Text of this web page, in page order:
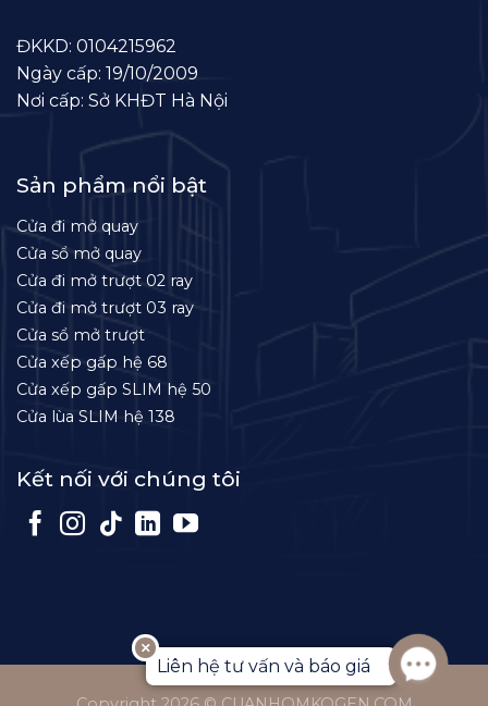
ĐKKD: 0104215962
Ngày cấp: 19/10/2009
Nơi cấp: Sở KHĐT Hà Nội
Sản phẩm nổi bật
Cửa đi mở quay
Cửa sổ mở quay
Cửa đi mở trượt 02 ray
Cửa đi mở trượt 03 ray
Cửa sổ mở trượt
Cửa xếp gấp hệ 68
Cửa xếp gấp SLIM hệ 50
Cửa lùa SLIM hệ 138
Kết nối với chúng tôi
Liên hệ tư vấn và báo giá